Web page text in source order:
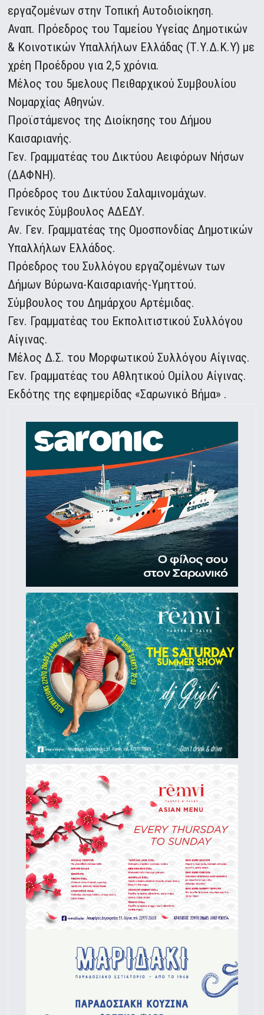
εργαζομένων στην Τοπική Αυτοδιοίκηση.
Αναπ. Πρόεδρος του Ταμείου Υγείας Δημοτικών
& Κοινοτικών Υπαλλήλων Ελλάδας (Τ.Υ.Δ.Κ.Υ) με
χρέη Προέδρου για 2,5 χρόνια.
Μέλος του 5μελους Πειθαρχικού Συμβουλίου
Νομαρχίας Αθηνών.
Προϊστάμενος της Διοίκησης του Δήμου
Καισαριανής.
Γεν. Γραμματέας του Δικτύου Αειφόρων Νήσων
(ΔΑΦΝΗ).
Πρόεδρος του Δικτύου Σαλαμινομάχων.
Γενικός Σύμβουλος ΑΔΕΔΥ.
Αν. Γεν. Γραμματέας της Ομοσπονδίας Δημοτικών
Υπαλλήλων Ελλάδος.
Πρόεδρος του Συλλόγου εργαζομένων των
Δήμων Βύρωνα-Καισαριανής-Υμηττού.
Σύμβουλος του Δημάρχου Αρτέμιδας.
Γεν. Γραμματέας του Εκπολιτιστικού Συλλόγου
Αίγινας.
Μέλος Δ.Σ. του Μορφωτικού Συλλόγου Αίγινας.
Γεν. Γραμματέας του Αθλητικού Ομίλου Αίγινας.
Εκδότης της εφημερίδας «Σαρωνικό Βήμα» .